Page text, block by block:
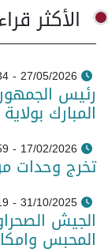
الأكثر
27/05/2026 - 11:34
رئيس
المبارك
17/02/2026 - 12:59
تخرج وحدات
31/10/2025 - 18:19
الجيش
المحبس